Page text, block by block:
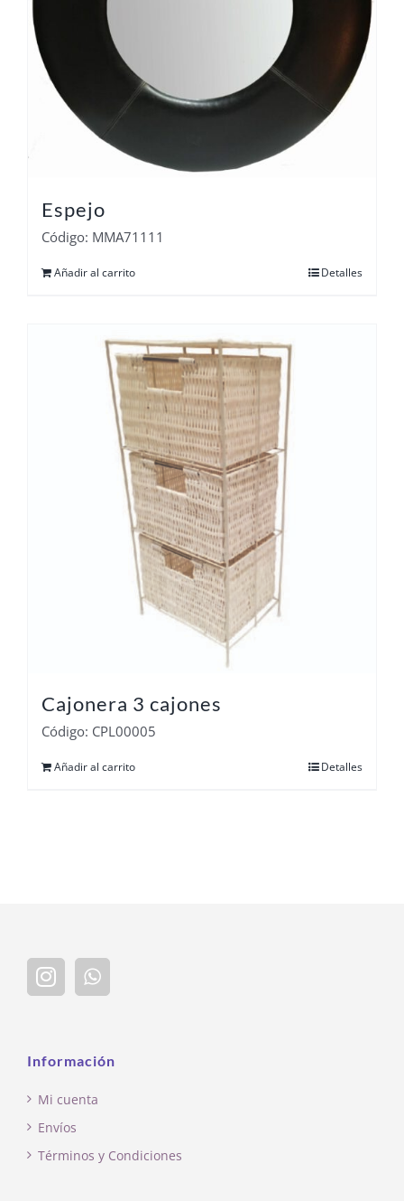
Espejo
Código: MMA71111
Añadir al carrito Detalles
Cajonera 3 cajones
Código: CPL00005
Añadir al carrito Detalles
Información
Mi cuenta
Envíos
Términos y Condiciones